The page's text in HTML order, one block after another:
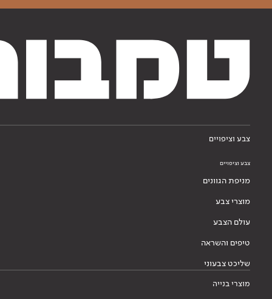
צבע וציפויים
צבע וציפויים
מניפת הגוונים
מוצרי צבע
עולם הצבע
טיפים והשראה
שליכט צבעוני
מוצרי בנייה